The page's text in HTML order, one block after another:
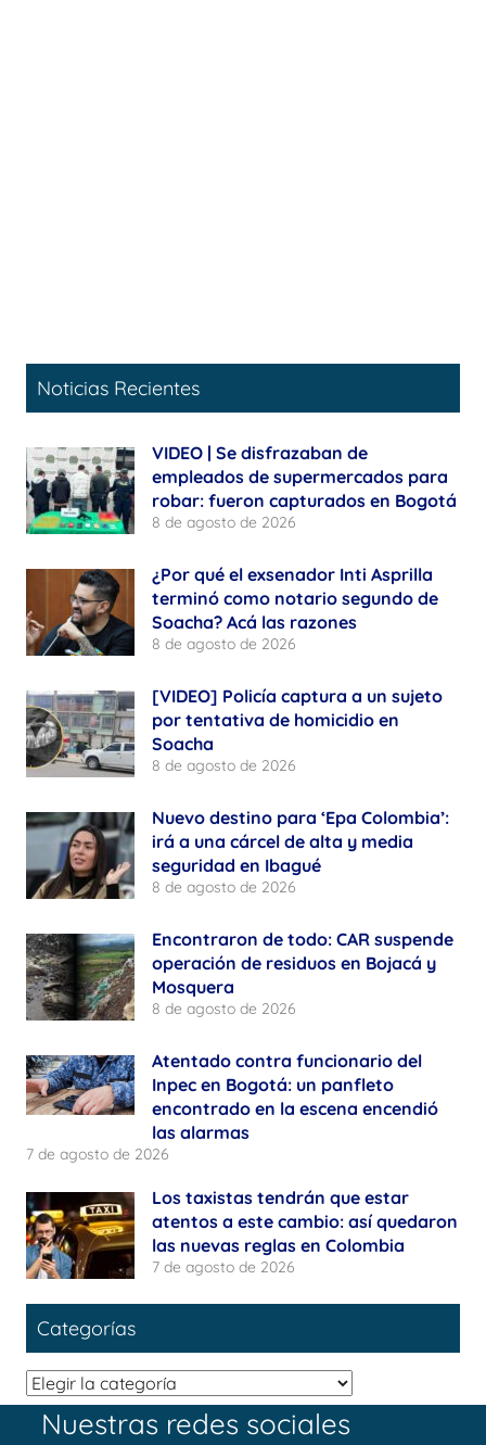
Noticias Recientes
VIDEO | Se disfrazaban de
empleados de supermercados para
robar: fueron capturados en Bogotá
8 de agosto de 2026
¿Por qué el exsenador Inti Asprilla
terminó como notario segundo de
Soacha? Acá las razones
8 de agosto de 2026
[VIDEO] Policía captura a un sujeto
por tentativa de homicidio en
Soacha
8 de agosto de 2026
Nuevo destino para ‘Epa Colombia’:
irá a una cárcel de alta y media
seguridad en Ibagué
8 de agosto de 2026
Encontraron de todo: CAR suspende
operación de residuos en Bojacá y
Mosquera
8 de agosto de 2026
Atentado contra funcionario del
Inpec en Bogotá: un panfleto
encontrado en la escena encendió
las alarmas
7 de agosto de 2026
Los taxistas tendrán que estar
atentos a este cambio: así quedaron
las nuevas reglas en Colombia
7 de agosto de 2026
Categorías
Categorías
Nuestras redes sociales